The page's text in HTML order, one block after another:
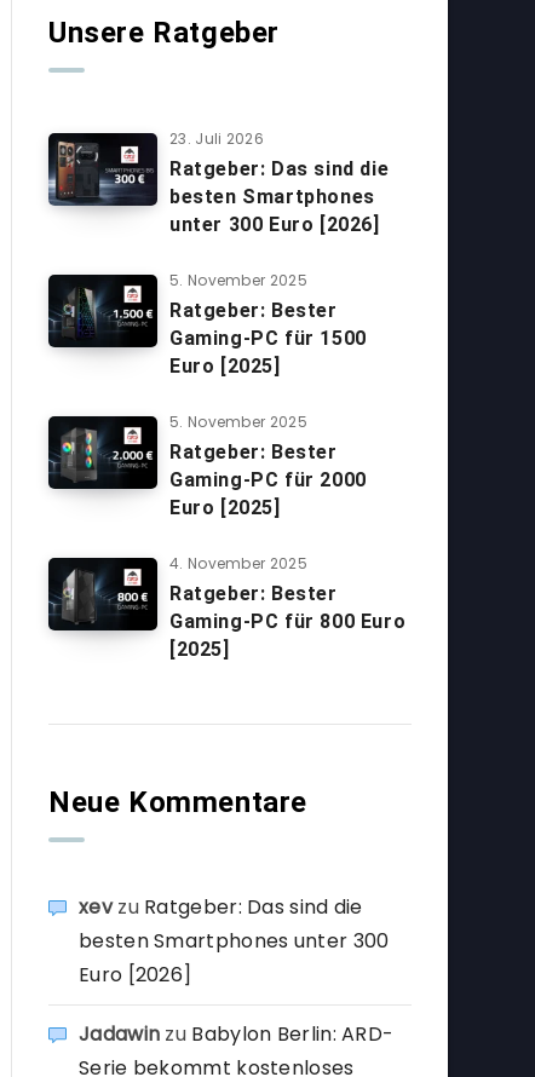
Unsere Ratgeber
23. Juli 2026
Ratgeber: Das sind die
besten Smartphones
unter 300 Euro [2026]
5. November 2025
Ratgeber: Bester
Gaming-PC für 1500
Euro [2025]
5. November 2025
Ratgeber: Bester
Gaming-PC für 2000
Euro [2025]
4. November 2025
Ratgeber: Bester
Gaming-PC für 800 Euro
[2025]
Neue Kommentare
xevzu Ratgeber: Das sind die
besten Smartphones unter 300
Euro [2026]
Jadawin zu Babylon Berlin: ARD-
Serie bekommt kostenloses